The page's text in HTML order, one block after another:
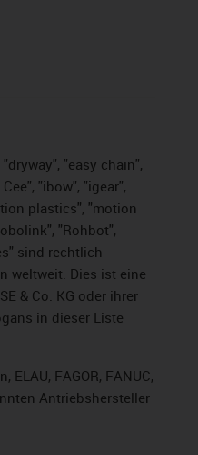
"easy chain",
"ibow", "igear",
plastics", "motion
"Rohbot",
sind rechtlich
weltweit. Dies ist eine
& Co. KG oder ihrer
in dieser Liste
FAGOR, FANUC,
Antriebshersteller